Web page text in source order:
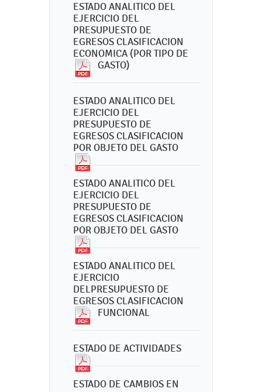
ESTADO ANALITICO DEL
EJERCICIO DEL
PRESUPUESTO DE
EGRESOS CLASIFICACION
ECONOMICA (POR TIPO DE
GASTO)
ESTADO ANALITICO DEL
EJERCICIO DEL
PRESUPUESTO DE
EGRESOS CLASIFICACION
POR OBJETO DEL GASTO
ESTADO ANALITICO DEL
EJERCICIO DEL
PRESUPUESTO DE
EGRESOS CLASIFICACION
POR OBJETO DEL GASTO
ESTADO ANALITICO DEL
EJERCICIO
DELPRESUPUESTO DE
EGRESOS CLASIFICACION
FUNCIONAL
ESTADO DE ACTIVIDADES
ESTADO DE CAMBIOS EN